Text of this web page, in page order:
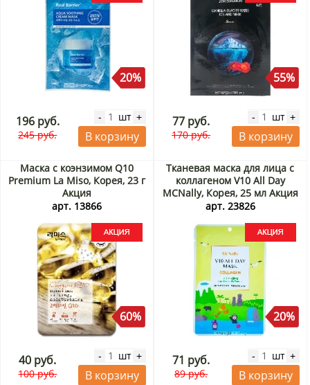
20%
196 руб.
245 руб.
- шт +
В корзину
55%
77 руб.
170 руб.
- шт +
В корзину
Маска с коэнзимом Q10
Premium La Miso, Корея, 23 г
Акция
арт. 13866
60%
40 руб.
100 руб.
- шт +
В корзину
Тканевая маска для лица с
коллагеном V10 All Day
MCNally, Корея, 25 мл Акция
арт. 23826
20%
71 руб.
89 руб.
- шт +
В корзину